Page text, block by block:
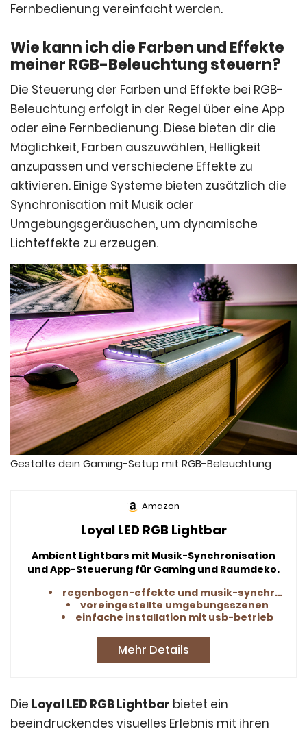
Fernbedienung vereinfacht werden.
Wie kann ich die Farben und Effekte
meiner RGB-Beleuchtung steuern?
Die Steuerung der Farben und Effekte bei RGB-
Beleuchtung erfolgt in der Regel über eine App
oder eine Fernbedienung. Diese bieten dir die
Möglichkeit, Farben auszuwählen, Helligkeit
anzupassen und verschiedene Effekte zu
aktivieren. Einige Systeme bieten zusätzlich die
Synchronisation mit Musik oder
Umgebungsgeräuschen, um dynamische
Lichteffekte zu erzeugen.
Gestalte dein Gaming-Setup mit RGB-Beleuchtung
Amazon
Loyal LED RGB Lightbar
Ambient Lightbars mit Musik-Synchronisation
und App-Steuerung für Gaming und Raumdeko.
regenbogen-effekte und musik-synchronisation
voreingestellte umgebungsszenen
einfache installation mit usb-betrieb
Mehr Details
Die Loyal LED RGB Lightbar bietet ein
beeindruckendes visuelles Erlebnis mit ihren